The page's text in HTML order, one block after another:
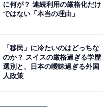
に何が？ 連続利用の厳格化だけ
ではない「本当の理由」
「移民」に冷たいのはどっちな
のか？ スイスの厳格過ぎる学歴
選別と、日本の曖昧過ぎる外国
人政策